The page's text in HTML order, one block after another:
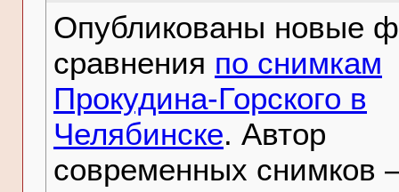
Опубликованы новые
сравнения по снимкам
Прокудина-Горского в
Челябинске. Автор
современных снимков